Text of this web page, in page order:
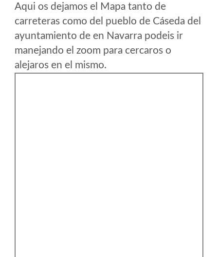
Aqui os dejamos el Mapa tanto de
carreteras como del pueblo de Cáseda del
ayuntamiento de en Navarra podeis ir
manejando el zoom para cercaros o
alejaros en el mismo.